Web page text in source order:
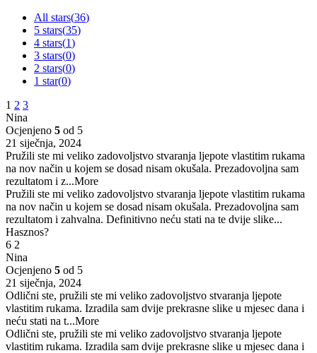
All stars(36)
5 stars(35)
4 stars(1)
3 stars(0)
2 stars(0)
1 star(0)
1 2 3
Nina
Ocjenjeno 5 od 5
21 siječnja, 2024
Pružili ste mi veliko zadovoljstvo stvaranja ljepote vlastitim rukama
na nov način u kojem se dosad nisam okušala. Prezadovoljna sam
rezultatom i z...More
Pružili ste mi veliko zadovoljstvo stvaranja ljepote vlastitim rukama
na nov način u kojem se dosad nisam okušala. Prezadovoljna sam
rezultatom i zahvalna. Definitivno neću stati na te dvije slike...
Hasznos?
6 2
Nina
Ocjenjeno 5 od 5
21 siječnja, 2024
Odlični ste, pružili ste mi veliko zadovoljstvo stvaranja ljepote
vlastitim rukama. Izradila sam dvije prekrasne slike u mjesec dana i
neću stati na t...More
Odlični ste, pružili ste mi veliko zadovoljstvo stvaranja ljepote
vlastitim rukama. Izradila sam dvije prekrasne slike u mjesec dana i